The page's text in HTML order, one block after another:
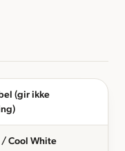
(gir ikke
/ Cool White